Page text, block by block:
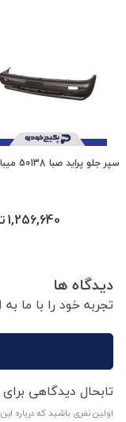
سپر جلو پراید صبا 50138 میبا پلیمر
1,256,640
دیدگاه ها
تجربه خود را با ما
تابحال دیدگاهی
اولین نفری باشید که درباره